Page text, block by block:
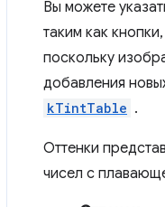
Вы можете
таким как
поскольку
добавления
kTintTable .
Оттенки
чисел с